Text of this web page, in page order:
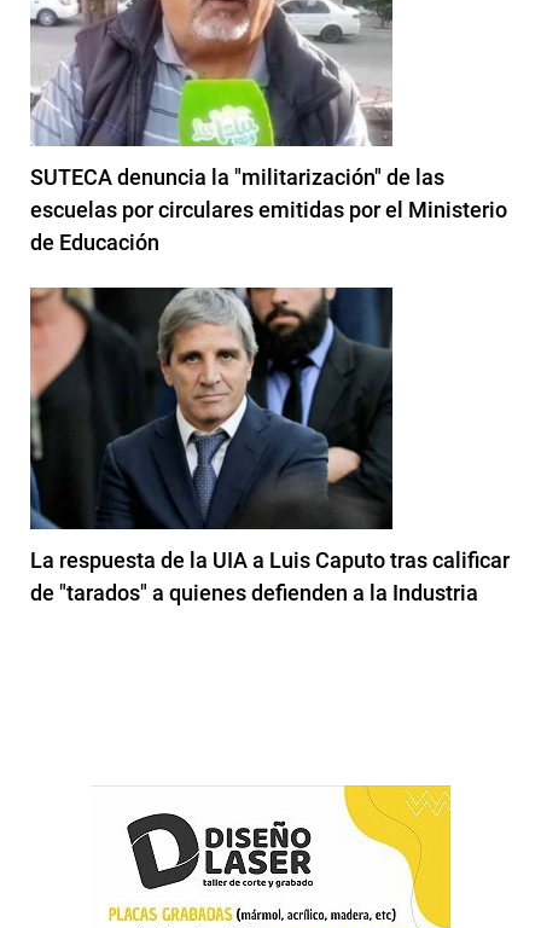
SUTECA denuncia la "militarización" de las
escuelas por circulares emitidas por el Ministerio
de Educación
La respuesta de la UIA a Luis Caputo tras calificar
de "tarados" a quienes defienden a la Industria